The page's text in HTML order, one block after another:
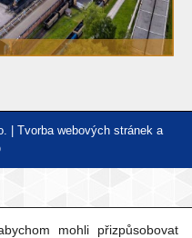
| Tvorba webových stránek a
mohli přizpůsobovat